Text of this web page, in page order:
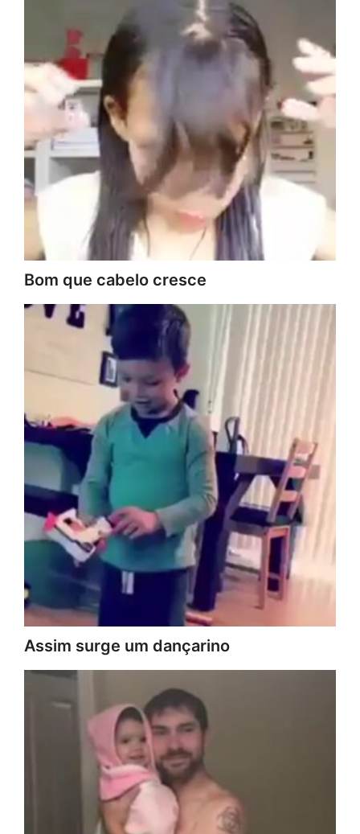
Bom que cabelo cresce
Assim surge um dançarino